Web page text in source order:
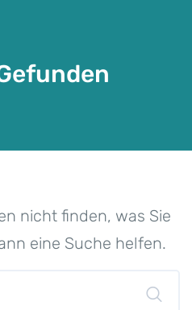
nicht finden, was Sie
eine Suche helfen.